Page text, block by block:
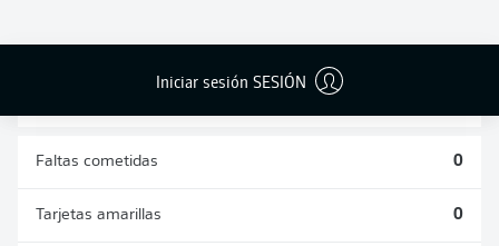
Iniciar sesión SESIÓN
DIVIDIDOS
0
AÉREOS
0
Faltas cometidas 0
Tarjetas amarillas 0